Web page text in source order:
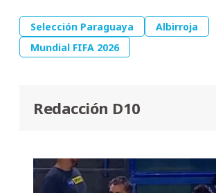
Selección Paraguaya
Albirroja
Mundial FIFA 2026
Redacción D10